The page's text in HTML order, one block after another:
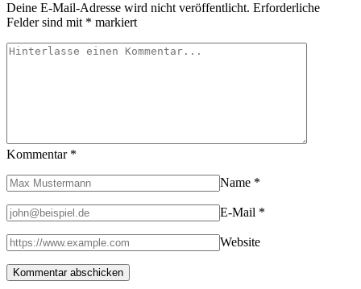
Deine E-Mail-Adresse wird nicht veröffentlicht. Erforderliche
Felder sind mit * markiert
Kommentar *
Name *
E-Mail *
Website